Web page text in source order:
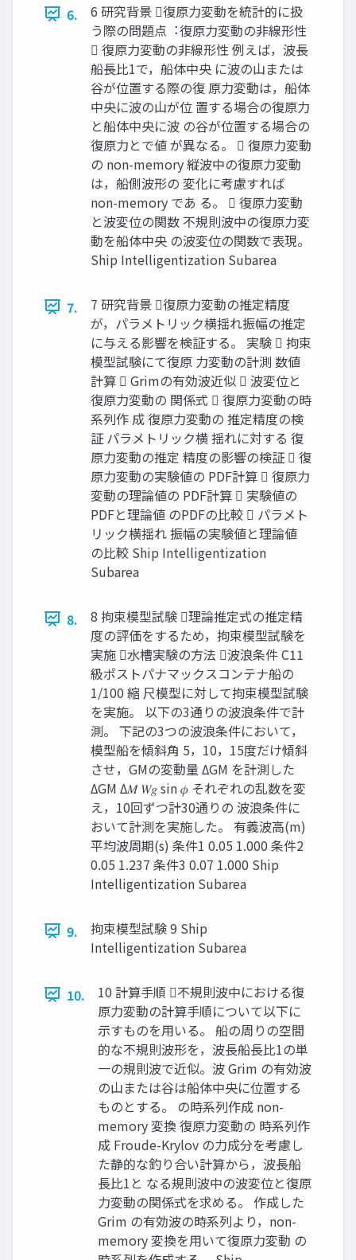
6.
6 研究背景 復原⼒変動を統計的に扱
う際の問題点︓復原⼒変動の⾮線形性
 復原⼒変動の⾮線形性 例えば，波⻑
船⻑⽐1で，船体中央 に波の⼭または
⾕が位置する際の復 原⼒変動は，船体
中央に波の⼭が位 置する場合の復原⼒
と船体中央に波 の⾕が位置する場合の
復原⼒とで値 が異なる。  復原⼒変動
の non-memory 縦波中の復原⼒変動
は，船側波形の 変化に考慮すれば
non-memory であ る。  復原⼒変動
と波変位の関数 不規則波中の復原⼒変
動を船体中央 の波変位の関数で表現。
Ship Intelligentization Subarea
7.
7 研究背景 復原⼒変動の推定精度
が，パラメトリック横揺れ振幅の推定
に与える影響を検証する。 実験  拘束
模型試験にて復原 ⼒変動の計測 数値
計算  Grimの有効波近似  波変位と
復原⼒変動の 関係式  復原⼒変動の時
系列作 成 復原⼒変動の 推定精度の検
証 パラメトリック横 揺れに対する 復
原⼒変動の推定 精度の影響の検証  復
原⼒変動の実験値の PDF計算  復原⼒
変動の理論値の PDF計算  実験値の
PDFと理論値 のPDFの⽐較  パラメト
リック横揺れ 振幅の実験値と理論値
の⽐較 Ship Intelligentization
Subarea
8.
8 拘束模型試験 理論推定式の推定精
度の評価をするため，拘束模型試験を
実施 ⽔槽実験の⽅法 波浪条件 C11
級ポストパナマックスコンテナ船の
1/100 縮 尺模型に対して拘束模型試験
を実施。 以下の3通りの波浪条件で計
測。 下記の3つの波浪条件において，
模型船を傾斜⾓ 5，10，15度だけ傾斜
させ，GMの変動量 ΔGM を計測した
ΔGM Δ𝑀 𝑊𝑔 sin 𝜙 それぞれの乱数を変
え，10回ずつ計30通りの 波浪条件に
おいて計測を実施した。 有義波⾼(m)
平均波周期(s) 条件1 0.05 1.000 条件2
0.05 1.237 条件3 0.07 1.000 Ship
Intelligentization Subarea
9.
拘束模型試験 9 Ship
Intelligentization Subarea
10.
10 計算⼿順 不規則波中における復
原⼒変動の計算⼿順について以下に
⽰すものを⽤いる。 船の周りの空間
的な不規則波形を，波⻑船⻑⽐1の単
⼀の規則波で近似。波 Grim の有効波
の⼭または⾕は船体中央に位置する
ものとする。 の時系列作成 non-
memory 変換 復原⼒変動の 時系列作
成 Froude-Krylov の⼒成分を考慮し
た静的な釣り合い計算から，波⻑船
⻑⽐1と なる規則波中の波変位と復原
⼒変動の関係式を求める。 作成した
Grim の有効波の時系列より，non-
memory 変換を⽤いて復原⼒変動 の